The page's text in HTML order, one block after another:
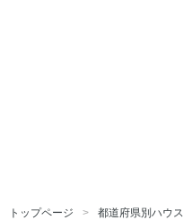
トップページ 都道府県別ハウ